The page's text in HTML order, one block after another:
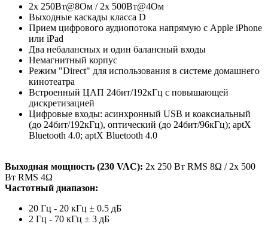
2x 250Вт@8Ом / 2x 500Вт@4Ом
Выходные каскады класса D
Прием цифрового аудиопотока напрямую с Apple iPhone
или iPad
Два небалансных и один балансный входы
Немагнитный корпус
Режим "Direct" для использования в системе домашнего
кинотеатра
Встроенный ЦАП 24бит/192кГц с повышающей
дискретизацией
Цифровые входы: асинхронный USB и коаксиальный
(до 24бит/192кГц), оптический (до 24бит/96кГц); aptX
Bluetooth 4.0; aptX Bluetooth 4.0
Выходная мощность (230 VAC): 2x 250 Вт RMS 8Ω / 2x 500
Вт RMS 4Ω
Частотный диапазон:
20 Гц - 20 кГц ± 0.5 дБ
2 Гц - 70 кГц ± 3 дБ